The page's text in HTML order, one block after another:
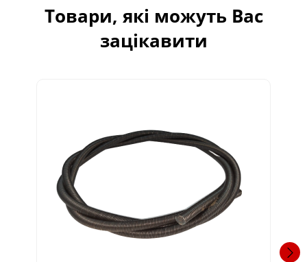
Товари, які можуть Вас
зацікавити